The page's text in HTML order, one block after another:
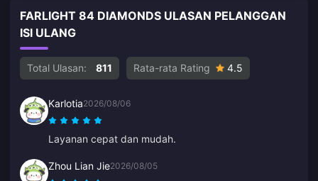
FARLIGHT 84 DIAMONDS ULASAN PELANGGAN
ISI ULANG
Total Ulasan: 811 Rata-rata Rating 4.5
Karlotia2026/08/06
Layanan cepat dan mudah.
Zhou Lian Jie2026/08/05